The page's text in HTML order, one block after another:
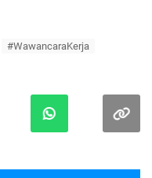
#WawancaraKerja